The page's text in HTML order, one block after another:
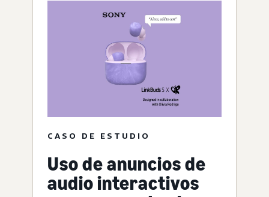
CASO DE ESTUDIO
Uso de anuncios de
audio interactivos